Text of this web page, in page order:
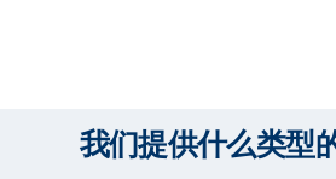
我们提供什么类型